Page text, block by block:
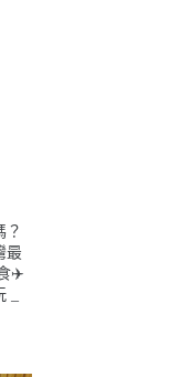
？
最
✈️